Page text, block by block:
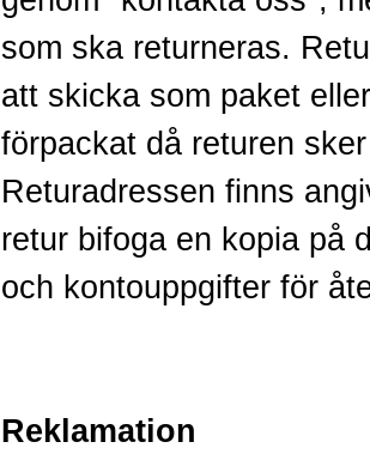
som ska returneras.
att skicka som paket
förpackat då returen
Returadressen finns
retur bifoga en kopia på
och kontouppgifter för
Reklamation